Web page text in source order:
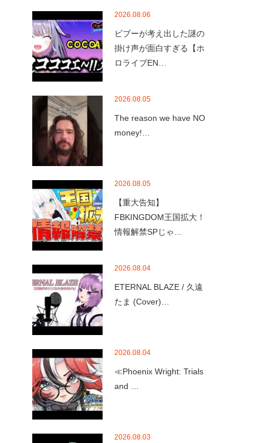
2026.08.06
ビブーが考え出した謎の
掛け声が面白すぎる【ホ
ロライブEN…
2026.08.05
The reason we have NO
money!…
2026.08.05
【重大告知】
FBKINGDOM王国拡大！
情報解禁SPじゃ…
2026.08.04
ETERNAL BLAZE / 久遠
たま (Cover)…
2026.08.04
≪Phoenix Wright: Trials
and …
2026.08.03